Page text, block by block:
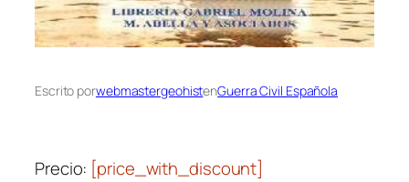
Escrito porwebmastergeohistenGuerra Civil Española
Precio: [price_with_discount]